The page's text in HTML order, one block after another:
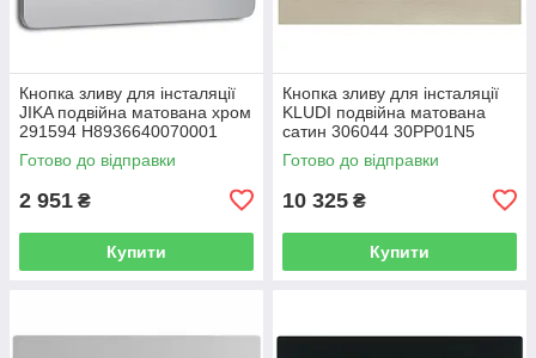
Кнопка зливу для інсталяції
JIKA подвійна матована хром
291594 H8936640070001
Готово до відправки
2 951 ₴
Купити
Кнопка зливу для інсталяції
KLUDI подвійна матована
сатин 306044 30PP01N5
Готово до відправки
10 325 ₴
Купити